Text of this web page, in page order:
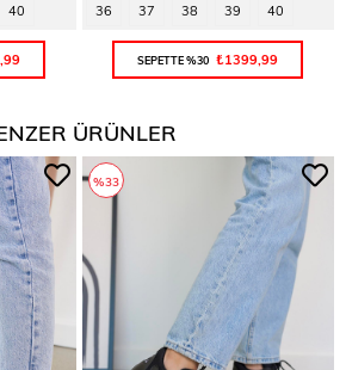
40 36 37 38 39 40
SEPETTE %30 ₺1399,99
ÜRÜNLER
%33